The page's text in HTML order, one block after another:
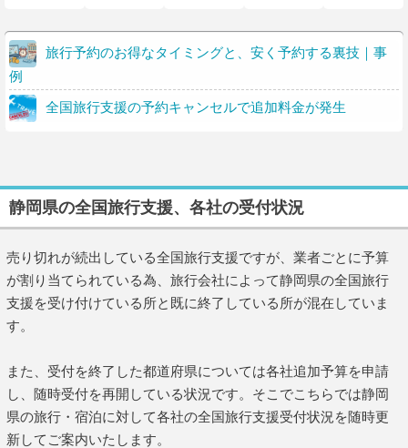
旅行予約のお得なタイミングと、安く予約する裏技｜事
例
全国旅行支援の予約キャンセルで追加料金が発生
静岡県の全国旅行支援、各社の受付状況
売り切れが続出している全国旅行支援ですが、業者ごとに予算
が割り当てられている為、旅行会社によって静岡県の全国旅行
支援を受け付けている所と既に終了している所が混在していま
す。
また、受付を終了した都道府県については各社追加予算を申請
し、随時受付を再開している状況です。そこでこちらでは静岡
県の旅行・宿泊に対して各社の全国旅行支援受付状況を随時更
新してご案内いたします。